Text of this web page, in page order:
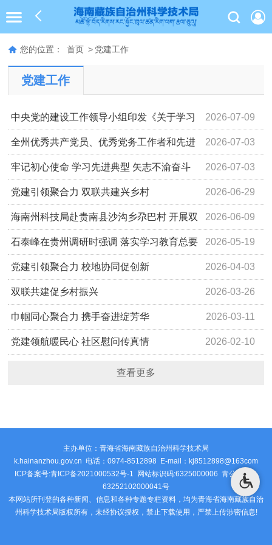
您的位置： 首页 > 党建工作
党建工作
2026-07-09
中央党的建设工作领导小组印发《关于学习
贯彻习近平党建思想的通知》 2026-07-03
全州优秀共产党员、优秀党务工作者和先进
基层党组织表彰大会召开 2026-07-03
牢记初心使命 学习先进典型 矢志不渝奋斗
为强国建设民族复兴作出青海新的更大贡献 2026-06-29
党建引领聚合力 双联共建兴乡村
2026-06-09
海南州科技局赴贵南县沙沟乡尕巴村 开展双
联共建活动 2026-05-19
石泰峰在贵州调研时强调 落实学习教育总要
求 一体推进学查改 确保学习教育取得实实在在成效2026-04-03
党建引领聚合力 校地协同促创新
2026-03-26
双联共建促乡村振兴
2026-03-11
巾帼同心聚合力 携手奋进绽芳华
2026-02-10
党建领航暖民心 社区慰问传真情
查看更多
主办单位：青海省海南藏族自治州科学技术局
k.hainanzhou.gov.cn 电话：0974-8512898 E-mail：kj8512898@163com
ICP备案号:青ICP备2021000532号-1 网站标识码:6325000006 青公安网备
63252102000041号
本网站所刊登的各种新闻、信息和各种专题专栏资料，均为青海省海南藏族自治
州科学技术局版权所有，未经协议授权，禁止下载使用，严禁上传涉密信息!